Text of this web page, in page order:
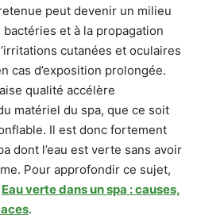
peut devenir un milieu
et à la propagation
cutanées et oculaires
cas d’exposition prolongée.
qualité accélère
matériel du spa, que ce soit
Il est donc fortement
dont l’eau est verte sans avoir
Pour approfondir ce sujet,
Eau verte dans un spa : causes,
.